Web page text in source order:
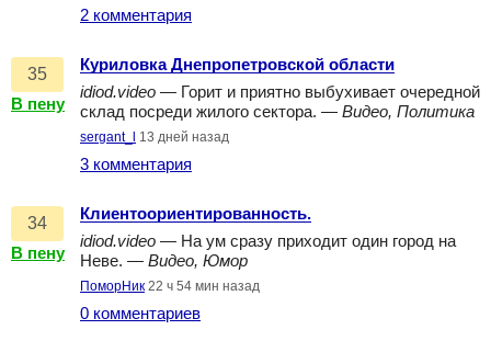
2 комментария
35
В пену
Куриловка Днепропетровской области
idiod.video — Горит и приятно выбухивает очередной
склад посреди жилого сектора. — Видео, Политика
sergant_l 13 дней назад
3 комментария
34
В пену
Клиентоориентированность.
idiod.video — На ум сразу приходит один город на
Неве. — Видео, Юмор
ПоморНик 22 ч 54 мин назад
0 комментариев